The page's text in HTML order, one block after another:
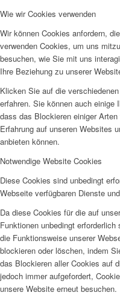
Wie wir Cookies verwenden
Wir können Cookies anfordern,
verwenden Cookies, um uns
besuchen, wie Sie mit uns
Ihre Beziehung zu unserer
Klicken Sie auf die
erfahren. Sie können auch einige
dass das Blockieren einiger
Erfahrung auf unseren Websites
anbieten können.
Notwendige Website Cookies
Diese Cookies sind unbedingt
Webseite verfügbaren Dienste
Da diese Cookies für die auf
Funktionen unbedingt
die Funktionsweise unserer
blockieren oder löschen, indem
das Blockieren aller Cookies auf
jedoch immer aufgefordert,
unsere Website erneut besuchen.